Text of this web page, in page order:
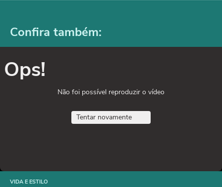
Confira também:
Ops!
Não foi possível reproduzir o vídeo
Tentar novamente
VIDA E ESTILO